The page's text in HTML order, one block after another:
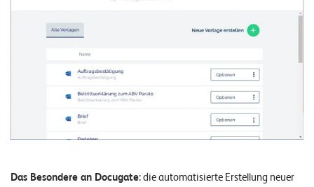
E
Das Besondere an Docugate: die automatisierte Erstellung neuer